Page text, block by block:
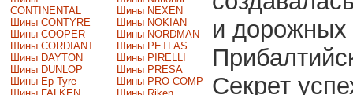
CONTINENTAL
Шины CONTYRE
Шины COOPER
Шины CORDIANT
Шины DAYTON
Шины DUNLOP
Шины Ep Tyre
Шины NEXEN
Шины NOKIAN
Шины NORDMAN
Шины PETLAS
Шины PIRELLI
Шины PRESA
Шины PRO COMP
и дорожных
Секрет